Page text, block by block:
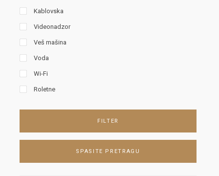
Kablovska
Videonadzor
Veš mašina
Voda
Wi-Fi
Roletne
FILTER
SPASITE PRETRAGU